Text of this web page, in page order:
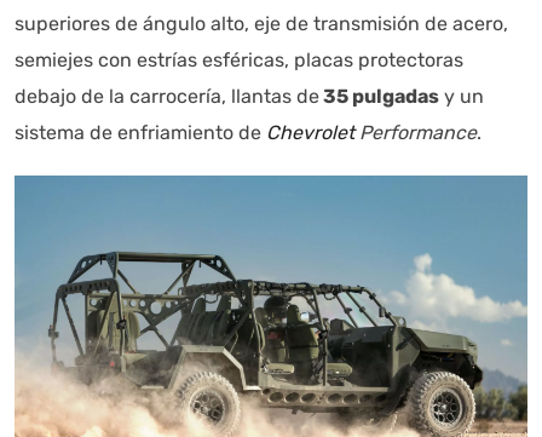
superiores de ángulo alto, eje de transmisión de acero,
semiejes con estrías esféricas, placas protectoras
debajo de la carrocería, llantas de35 pulgadas y un
sistema de enfriamiento de ChevroletPerformance.